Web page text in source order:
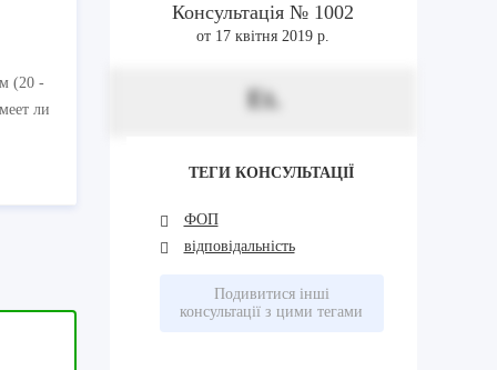
(20 -
ли
Консультація № 1002
от 17 квітня 2019 р.
Et.
ТЕГИ КОНСУЛЬТАЦІЇ
ФОП
відповідальність
Подивитися інші
консультації з цими тегами